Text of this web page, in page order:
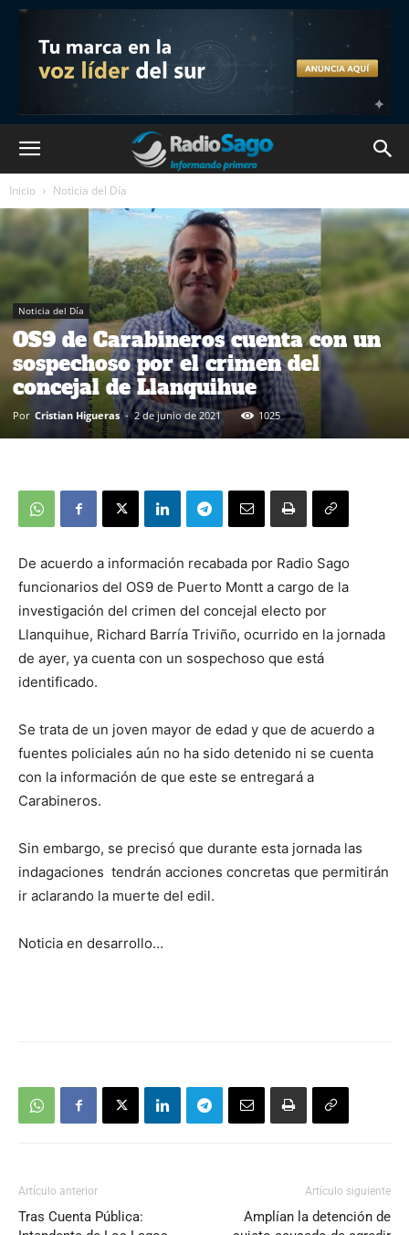
Inicio Noticia del Día
Noticia del Día
OS9 de Carabineros cuenta con un
sospechoso por el crimen del
concejal de Llanquihue
Por Cristian Higueras - 2 de junio de 2021 1025
De acuerdo a información recabada por Radio Sago
funcionarios del OS9 de Puerto Montt a cargo de la
investigación del crimen del concejal electo por
Llanquihue, Richard Barría Triviño, ocurrido en la jornada
de ayer, ya cuenta con un sospechoso que está
identificado.
Se trata de un joven mayor de edad y que de acuerdo a
fuentes policiales aún no ha sido detenido ni se cuenta
con la información de que este se entregará a
Carabineros.
Sin embargo, se precisó que durante esta jornada las
indagaciones tendrán acciones concretas que permitirán
ir aclarando la muerte del edil.
Noticia en desarrollo…
Artículo anterior
Tras Cuenta Pública:
Artículo siguiente
Amplían la detención de